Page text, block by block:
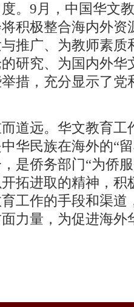
。9月，中国华文
积极整合海内外资
推广、为教师素质
研究、为国内外华
措，充分显示了党
远。华文教育工
华民族在海外的“
是侨务部门“为侨
拓进取的精神，积
工作的手段和渠道
力量，为促进海外